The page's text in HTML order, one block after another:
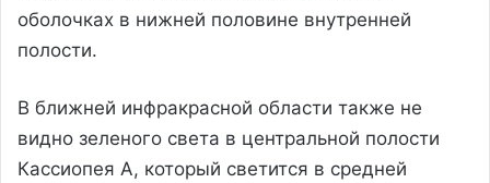
оболочках в нижней половине внутренней
полости.
В ближней инфракрасной области также не
видно зеленого света в центральной полости
Кассиопея А, который светится в средней